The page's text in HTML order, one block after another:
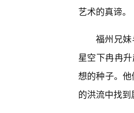
艺术的真谛。
福州兄
星空下冉冉
想的种子。
的洪流中找到